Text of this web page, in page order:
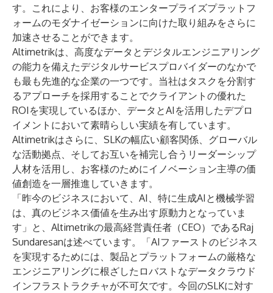
す。これにより、お客様のエンタープライズプラットフ
ォームのモダナイゼーションに向けた取り組みをさらに
加速させることができます。
Altimetrikは、高度なデータとデジタルエンジニアリング
の能力を備えたデジタルサービスプロバイダーのなかで
も最も先進的な企業の一つです。当社はタスクを分割す
るアプローチを採用することでクライアントの優れた
ROIを実現しているほか、データとAIを活用したデプロ
イメントにおいて素晴らしい実績を有しています。
Altimetrikはさらに、SLKの幅広い顧客関係、グローバル
な活動拠点、そしてお互いを補完し合うリーダーシップ
人材を活用し、お客様のためにイノベーション主導の価
値創造を一層推進していきます。
「昨今のビジネスにおいて、AI、特に生成AIと機械学習
は、真のビジネス価値を生み出す原動力となっていま
す」と、Altimetrikの最高経営責任者（CEO）であるRaj
Sundaresanは述べています。「AIファーストのビジネス
を実現するためには、製品とプラットフォームの厳格な
エンジニアリングに根ざしたロバストなデータクラウド
インフラストラクチャが不可欠です。今回のSLKに対す